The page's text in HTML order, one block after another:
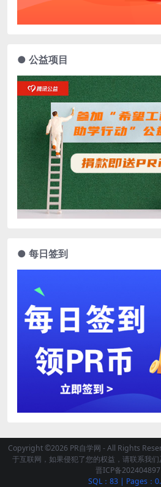
● 公益项目
● 每日签到
Copyright ©2026 PR自学网 - All Rights
于互联网，如果侵犯了您的权益，请联系我们
晋ICP备
SQL：83 | Pages：